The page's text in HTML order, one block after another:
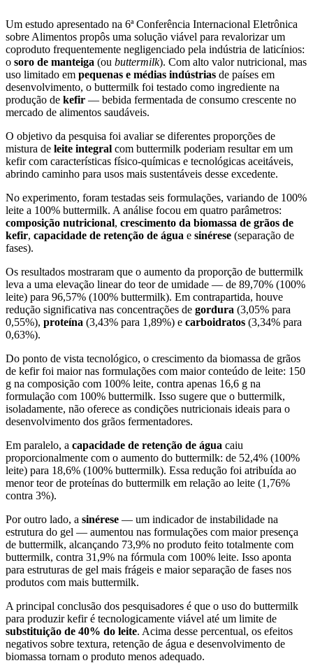
Um estudo apresentado na 6ª Conferência Internacional Eletrônica
sobre Alimentos propôs uma solução viável para revalorizar um
coproduto frequentemente negligenciado pela indústria de laticínios:
o soro de manteiga (ou buttermilk). Com alto valor nutricional, mas
uso limitado em pequenas e médias indústrias de países em
desenvolvimento, o buttermilk foi testado como ingrediente na
produção de kefir — bebida fermentada de consumo crescente no
mercado de alimentos saudáveis.
O objetivo da pesquisa foi avaliar se diferentes proporções de
mistura de leite integral com buttermilk poderiam resultar em um
kefir com características físico-químicas e tecnológicas aceitáveis,
abrindo caminho para usos mais sustentáveis desse excedente.
No experimento, foram testadas seis formulações, variando de 100%
leite a 100% buttermilk. A análise focou em quatro parâmetros:
composição nutricional, crescimento da biomassa de grãos de
kefir, capacidade de retenção de água e sinérese (separação de
fases).
Os resultados mostraram que o aumento da proporção de buttermilk
leva a uma elevação linear do teor de umidade — de 89,70% (100%
leite) para 96,57% (100% buttermilk). Em contrapartida, houve
redução significativa nas concentrações de gordura (3,05% para
0,55%), proteína (3,43% para 1,89%) e carboidratos (3,34% para
0,63%).
Do ponto de vista tecnológico, o crescimento da biomassa de grãos
de kefir foi maior nas formulações com maior conteúdo de leite: 150
g na composição com 100% leite, contra apenas 16,6 g na
formulação com 100% buttermilk. Isso sugere que o buttermilk,
isoladamente, não oferece as condições nutricionais ideais para o
desenvolvimento dos grãos fermentadores.
Em paralelo, a capacidade de retenção de água caiu
proporcionalmente com o aumento do buttermilk: de 52,4% (100%
leite) para 18,6% (100% buttermilk). Essa redução foi atribuída ao
menor teor de proteínas do buttermilk em relação ao leite (1,76%
contra 3%).
Por outro lado, a sinérese — um indicador de instabilidade na
estrutura do gel — aumentou nas formulações com maior presença
de buttermilk, alcançando 73,9% no produto feito totalmente com
buttermilk, contra 31,9% na fórmula com 100% leite. Isso aponta
para estruturas de gel mais frágeis e maior separação de fases nos
produtos com mais buttermilk.
A principal conclusão dos pesquisadores é que o uso do buttermilk
para produzir kefir é tecnologicamente viável até um limite de
substituição de 40% do leite. Acima desse percentual, os efeitos
negativos sobre textura, retenção de água e desenvolvimento de
biomassa tornam o produto menos adequado.